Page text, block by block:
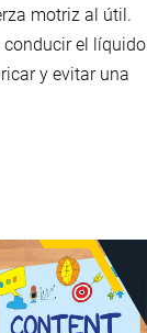
motriz al útil.
conducir el líquido
y evitar una